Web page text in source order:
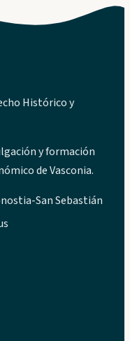
Histórico y
y formación
de Vasconia.
San Sebastián